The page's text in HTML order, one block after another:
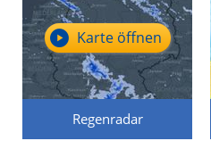
Regenradar
Karte öffnen